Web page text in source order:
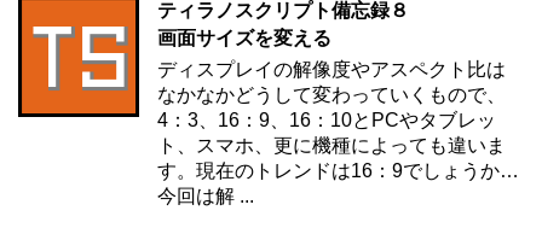
ティラノスクリプト備忘録８
画面サイズを変える
ディスプレイの解像度やアスペクト比は
なかなかどうして変わっていくもので、
4：3、16：9、16：10とPCやタブレッ
ト、スマホ、更に機種によっても違いま
す。現在のトレンドは16：9でしょうか…
今回は解 ...